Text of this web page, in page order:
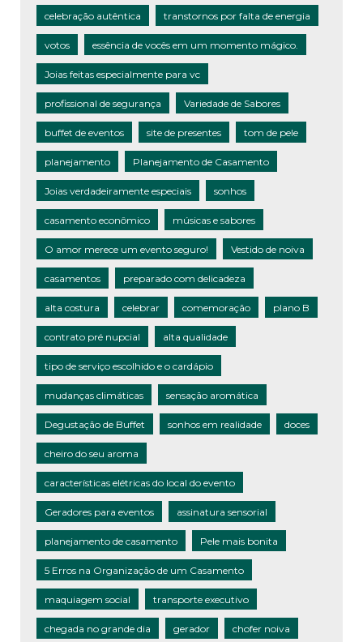
celebração autêntica transtornos por falta de energia
votos essência de vocês em um momento mágico.
Joias feitas especialmente para vc
profissional de segurança Variedade de Sabores
buffet de eventos site de presentes tom de pele
planejamento Planejamento de Casamento
Joias verdadeiramente especiais sonhos
casamento econômico músicas e sabores
O amor merece um evento seguro! Vestido de noiva
casamentos preparado com delicadeza
alta costura celebrar comemoração plano B
contrato pré nupcial alta qualidade
tipo de serviço escolhido e o cardápio
mudanças climáticas sensação aromática
Degustação de Buffet sonhos em realidade doces
cheiro do seu aroma
características elétricas do local do evento
Geradores para eventos assinatura sensorial
planejamento de casamento Pele mais bonita
5 Erros na Organização de um Casamento
maquiagem social transporte executivo
chegada no grande dia gerador chofer noiva